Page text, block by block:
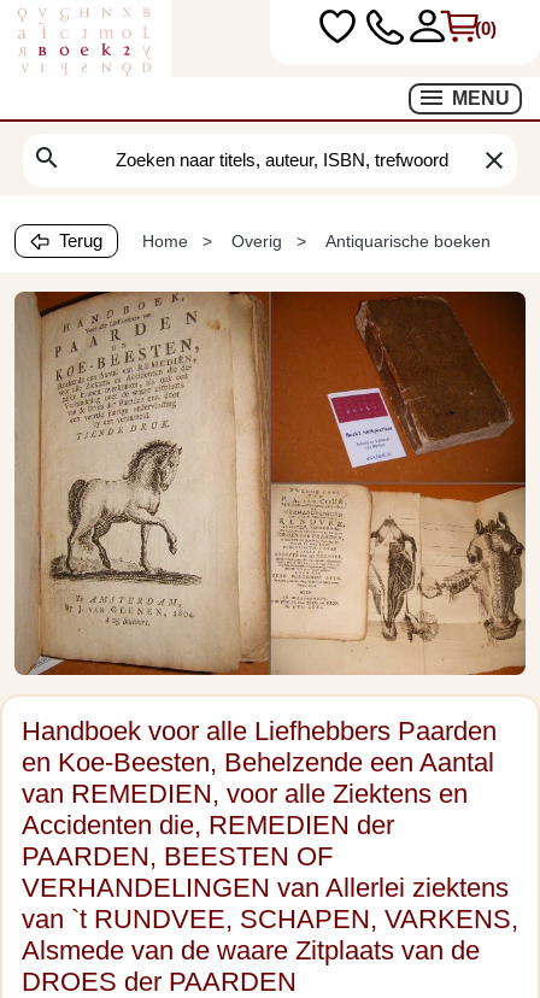
(0)
MENU
search clear
Terug Home Overig Antiquarische boeken
Handboek voor alle Liefhebbers Paarden
en Koe-Beesten, Behelzende een Aantal
van REMEDIEN, voor alle Ziektens en
Accidenten die, REMEDIEN der
PAARDEN, BEESTEN OF
VERHANDELINGEN van Allerlei ziektens
van `t RUNDVEE, SCHAPEN, VARKENS,
Alsmede van de waare Zitplaats van de
DROES der PAARDEN